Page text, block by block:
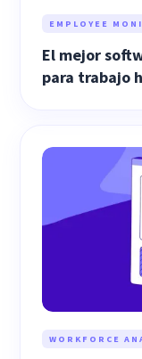
EMPLOYEE
El mejor
para trabajo
WORKFORCE